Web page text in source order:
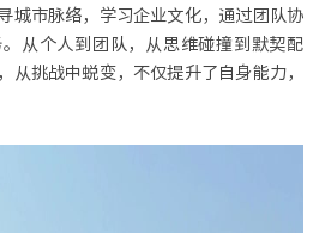
城市脉络，学习企业文化，通过团队协
从个人到团队，从思维碰撞到默契配
从挑战中蜕变，不仅提升了自身能力，